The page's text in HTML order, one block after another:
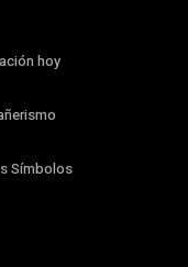
hoy
Símbolos